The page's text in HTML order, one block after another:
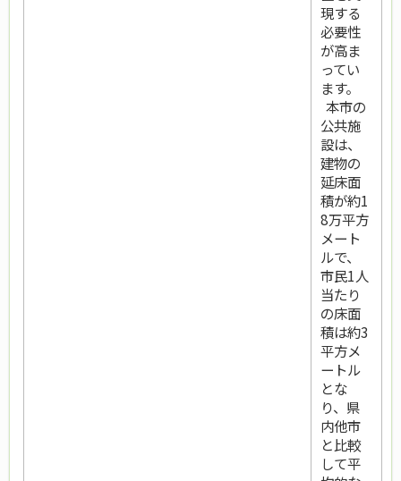
現する
必要性
が高ま
ってい
ます。
本市の
公共施
設は、
建物の
延床面
積が約1
8万平方
メート
ルで、
市民1人
当たり
の床面
積は約3
平方メ
ートル
とな
り、県
内他市
と比較
して平